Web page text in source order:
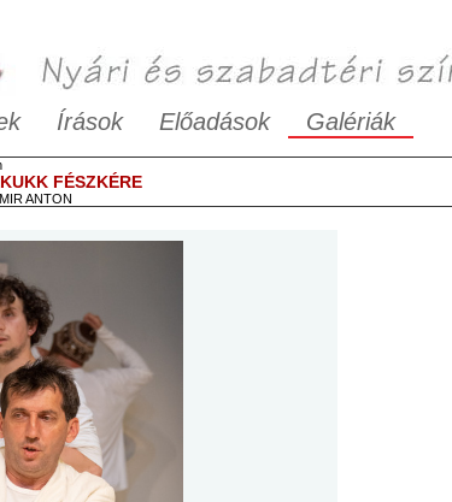
Írások Előadások Galériák
FÉSZKÉRE
ANTON